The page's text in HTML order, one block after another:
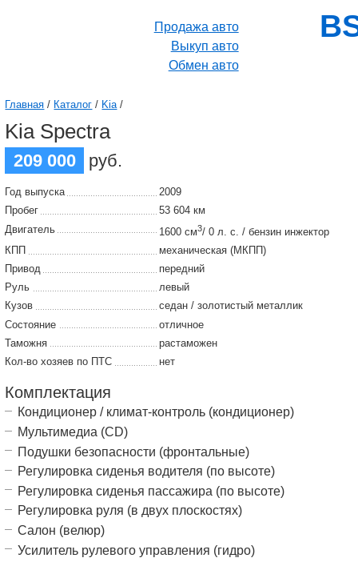
Продажа авто
Выкуп авто
Обмен авто
Главная / Каталог / Kia/
Kia Spectra
209 000 руб.
Год выпуска
2009
Пробег
53 604 км
Двигатель
1600 см3/ 0 л. с. / бензин инжектор
КПП
механическая (МКПП)
Привод
передний
Руль
левый
Кузов
седан / золотистый металлик
Состояние
отличное
Таможня
растаможен
Кол-во хозяев по ПТС
нет
Комплектация
Кондиционер / климат-контроль (кондиционер)
Мультимедиа (CD)
Подушки безопасности (фронтальные)
Регулировка сиденья водителя (по высоте)
Регулировка сиденья пассажира (по высоте)
Регулировка руля (в двух плоскостях)
Салон (велюр)
Усилитель рулевого управления (гидро)